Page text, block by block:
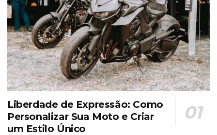
Liberdade de Expressão: Como
Personalizar Sua Moto e Criar
um Estilo Único